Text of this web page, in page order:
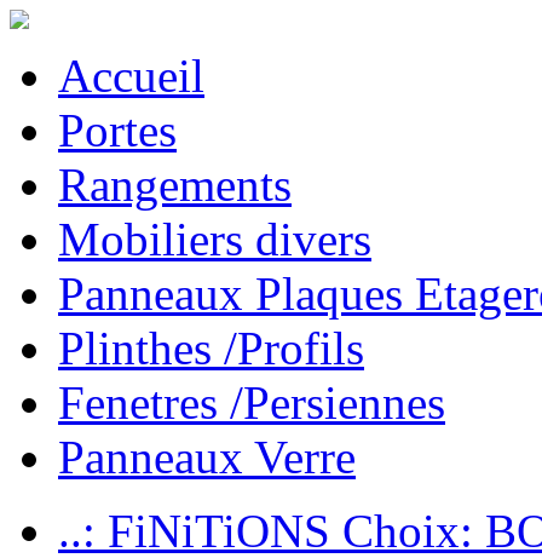
Accueil
Portes
Rangements
Mobiliers divers
Panneaux Plaques
Plinthes /Profils
Fenetres /Persiennes
Panneaux Verre
..: FiNiTiONS Choix: